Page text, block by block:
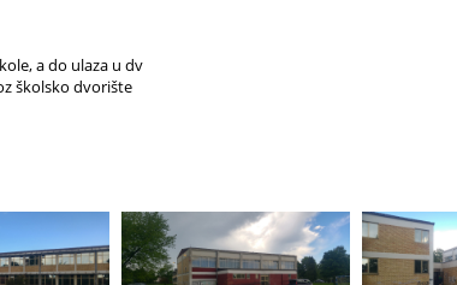
a do ulaza u dv
školsko dvorište